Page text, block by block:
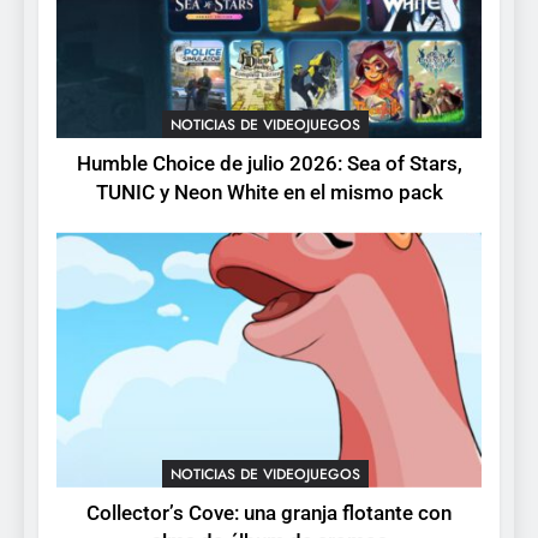
pack
Collector’s Cove: una granja
flotante con alma de álbum
de cromos
NOTICIAS DE VIDEOJUEGOS
Palworld 1.0: fecha,
cambios y todo lo que llega
con el lanzamiento
completo
NOTICIAS DE VIDEOJUEGOS
5
Mistbound: Guild Wars
tendrá su primer CCG digital
para PC y móviles
NOTICIAS DE VIDEOJUEGOS
NOTICIAS DE VIDEOJUEGOS
Humble Choice de julio 2026: Sea of Stars,
TUNIC y Neon White en el mismo pack
NOTICIAS DE VIDEOJUEGOS
Collector’s Cove: una granja flotante con